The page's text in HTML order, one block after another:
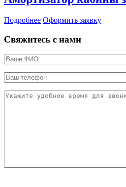
Подробнее Оформить заявку
Свяжитесь с нами